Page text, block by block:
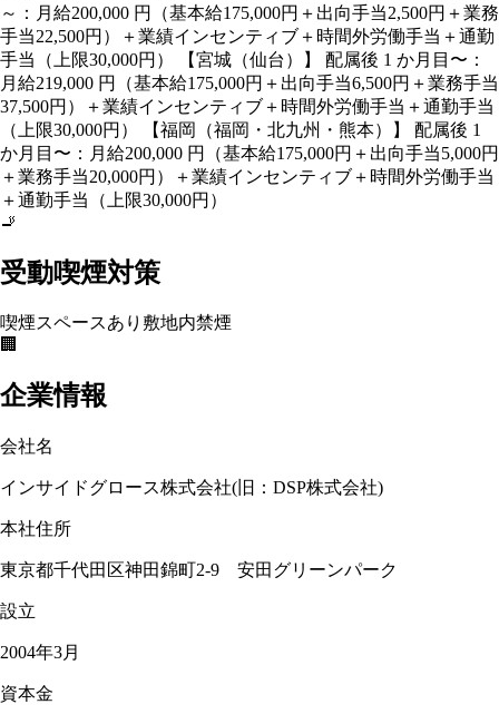
～：月給200,000 円（基本給175,000円＋出向手当2,500円＋業務
手当22,500円）＋業績インセンティブ＋時間外労働手当＋通勤
手当（上限30,000円） 【宮城（仙台）】 配属後 1 か月目〜：
月給219,000 円（基本給175,000円＋出向手当6,500円＋業務手当
37,500円）＋業績インセンティブ＋時間外労働手当＋通勤手当
（上限30,000円） 【福岡（福岡・北九州・熊本）】 配属後 1
か月目〜：月給200,000 円（基本給175,000円＋出向手当5,000円
＋業務手当20,000円）＋業績インセンティブ＋時間外労働手当
＋通勤手当（上限30,000円）
🚬
受動喫煙対策
喫煙スペースあり 敷地内禁煙
🏢
企業情報
会社名
インサイドグロース株式会社(旧：DSP株式会社)
本社住所
東京都千代田区神田錦町2-9 安田グリーンパーク
設立
2004年3月
資本金